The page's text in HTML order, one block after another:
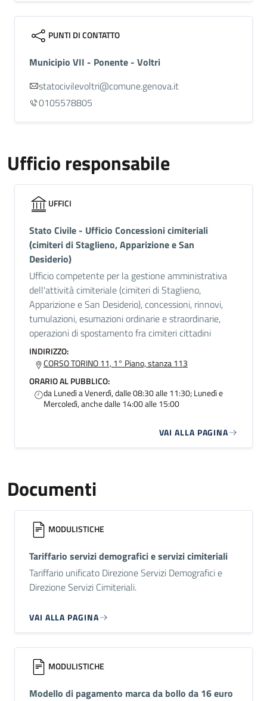
PUNTI DI CONTATTO
Municipio VII - Ponente - Voltri
statocivilevoltri@comune.genova.it
0105578805
Ufficio responsabile
UFFICI
Stato Civile - Ufficio Concessioni cimiteriali
(cimiteri di Staglieno, Apparizione e San
Desiderio)
Ufficio competente per la gestione amministrativa
dell'attività cimiteriale (cimiteri di Staglieno,
Apparizione e San Desiderio), concessioni, rinnovi,
tumulazioni, esumazioni ordinarie e straordinarie,
operazioni di spostamento fra cimiteri cittadini
INDIRIZZO:
CORSO TORINO 11, 1° Piano, stanza 113
ORARIO AL PUBBLICO:
da Lunedì a Venerdì, dalle 08:30 alle 11:30; Lunedì e
Mercoledì, anche dalle 14:00 alle 15:00
VAI ALLA PAGINA
Documenti
MODULISTICHE
Tariffario servizi demografici e servizi cimiteriali
Tariffario unificato Direzione Servizi Demografici e
Direzione Servizi Cimiteriali.
VAI ALLA PAGINA
MODULISTICHE
Modello di pagamento marca da bollo da 16 euro